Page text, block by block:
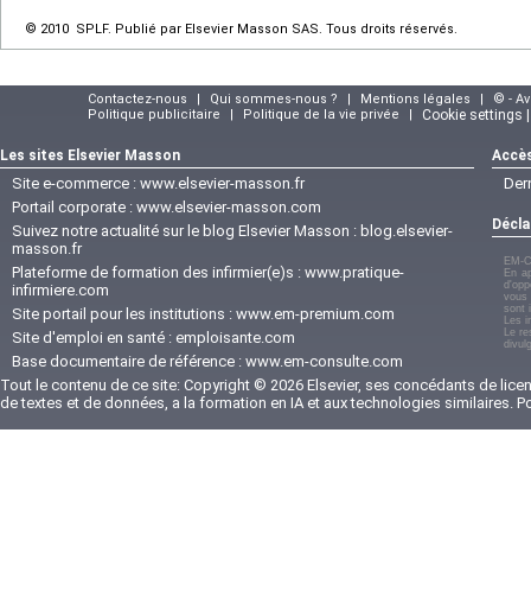
© 2010 SPLF. Publié par Elsevier Masson SAS. Tous droits réservés.
Contactez-nous | Qui sommes-nous ? | Mentions légales |
© -
Politique publicitaire
| Politique de la vie privée | Cookie settings
Les sites Elsevier Masson
Site e-commerce : www.elsevier-masson.fr
Portail corporate : www.elsevier-masson.com
Suivez notre actualité sur le blog Elsevier Masson : blog.elsevier-
masson.fr
Plateforme de formation des infirmier(e)s : www.pratique-
infirmiere.com
Site portail pour les institutions : www.em-premium.com
Site d'emploi en santé : emploisante.com
Base documentaire de référence : www.em-consulte.com
EM-
En
vous
sont
Les
Le
Tout le contenu de ce site: Copyright © 2026 Elsevier, ses concédants de
de textes et de données, a la formation en IA et aux technologies similaires.